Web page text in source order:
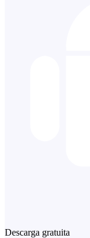
Descarga gratuita